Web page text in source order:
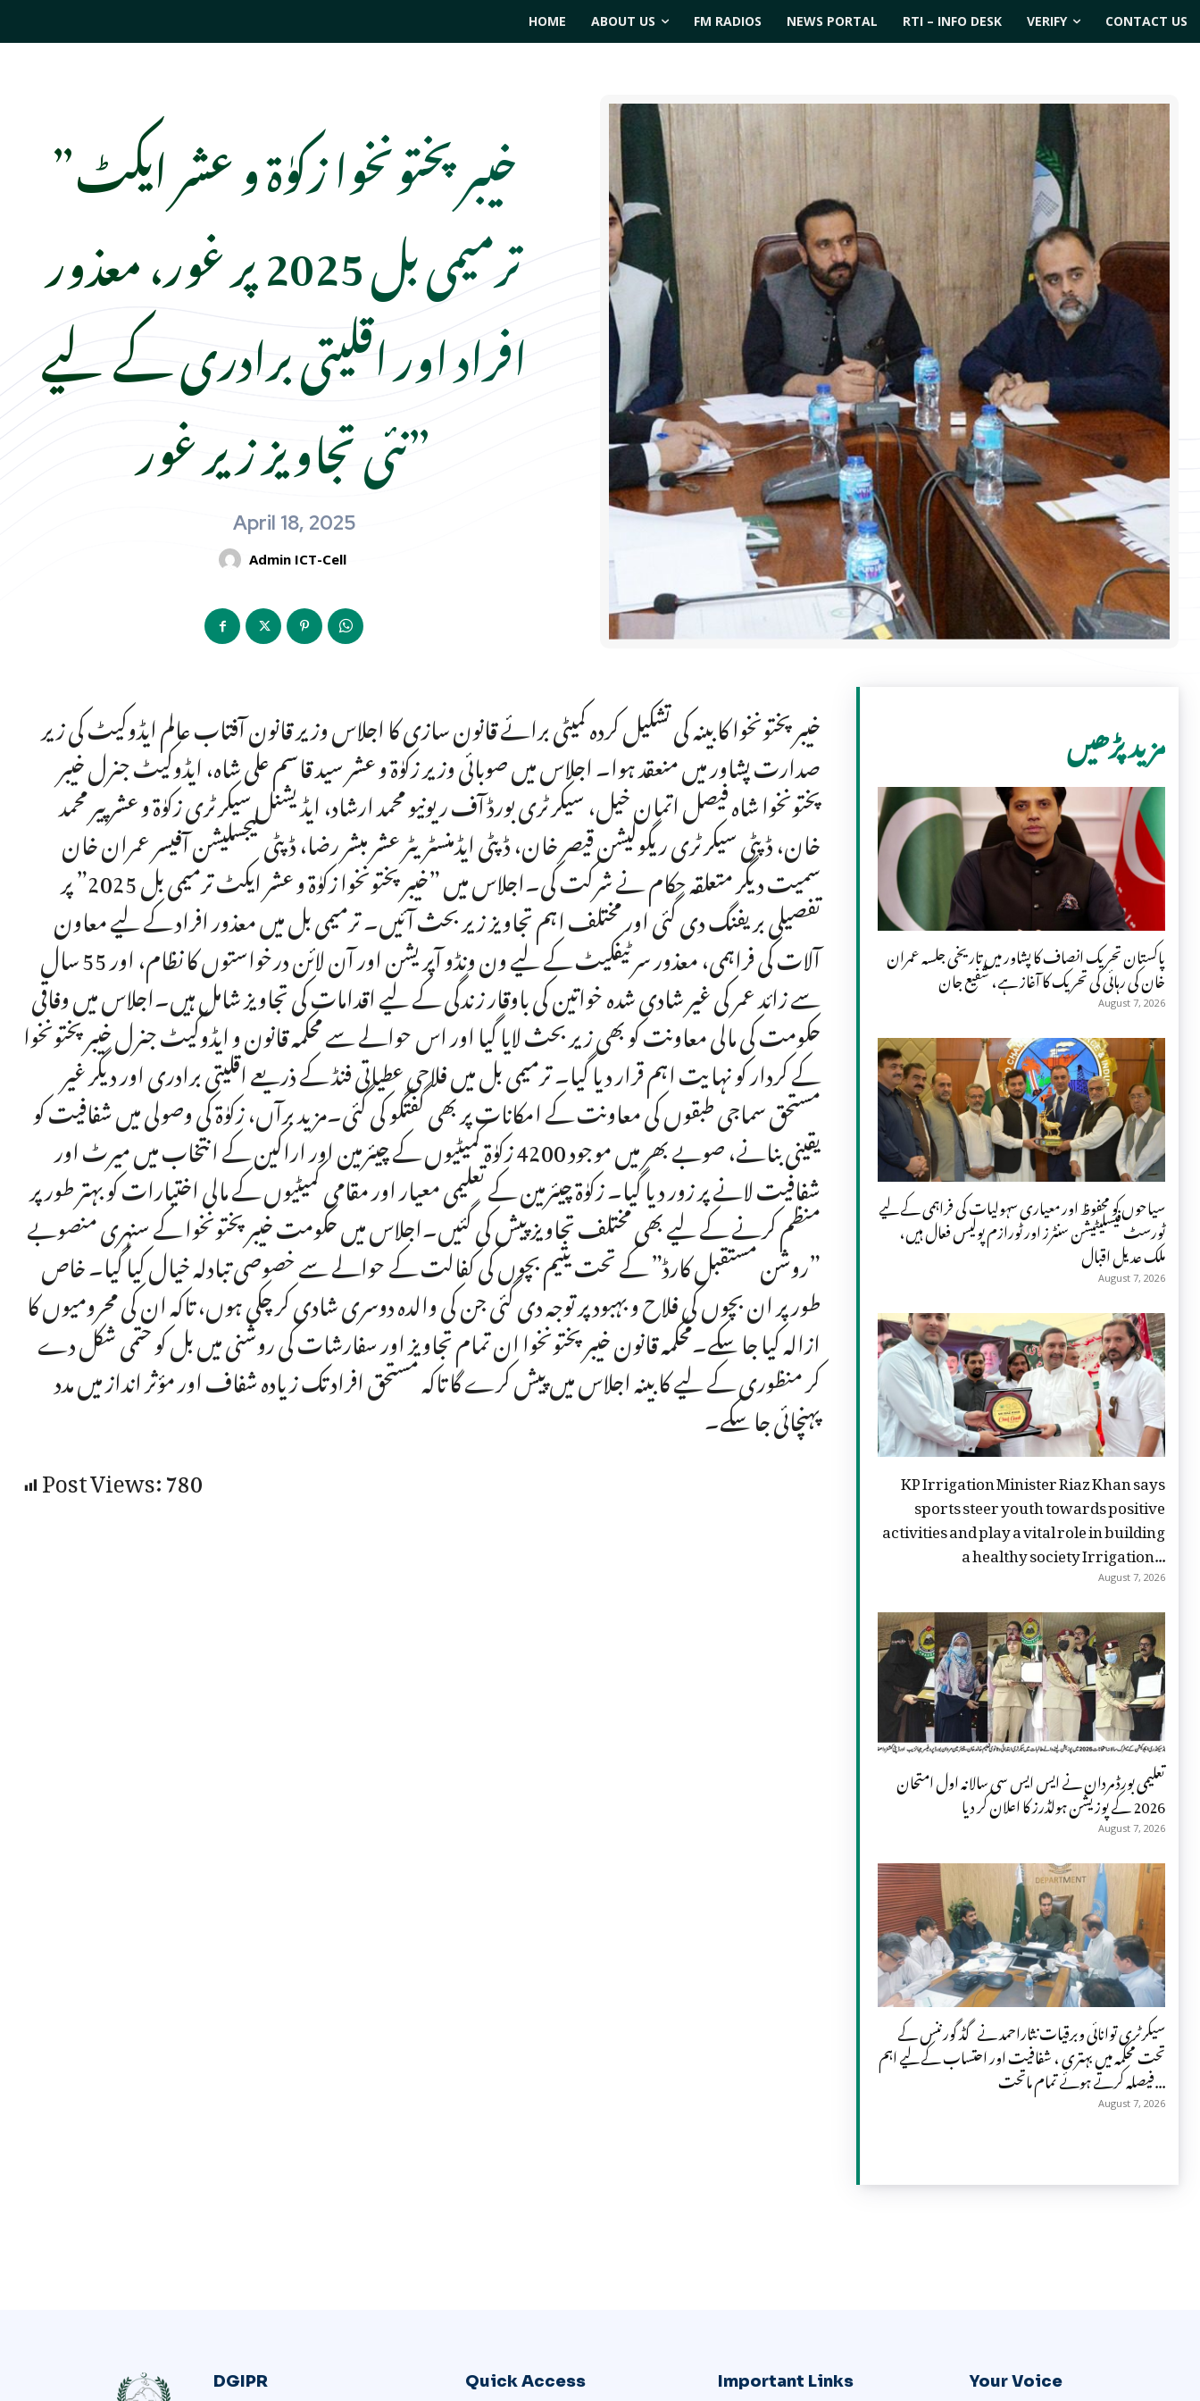
HOME ABOUT US FM RADIOS NEWS PORTAL RTI – INFO DESK VERIFY CONTACT US
”خیبر پختونخوا زکوٰۃ و عشر ایکٹ
ترمیمی بل 2025 پر غور، معذور
افراد اور اقلیتی برادری کے لیے
نئی تجاویز زیر غور”
April 18, 2025
Admin ICT-Cell
خیبر پختونخوا کابینہ کی تشکیل کردہ کمیٹی برائے قانون سازی کا اجلاس وزیر قانون آفتاب عالم ایڈوکیٹ کی زیر
صدارت پشاور میں منعقد ہوا۔ اجلاس میں صوبائی وزیر زکوٰۃ و عشر سید قاسم علی شاہ، ایڈوکیٹ جنرل خیبر
پختونخوا شاہ فیصل اتمان خیل، سیکرٹری بورڈ آف ریونیو محمد ارشاد، ایڈیشنل سیکرٹری زکوٰۃ و عشر پیر محمد
خان، ڈپٹی سیکرٹری ریگولیشن قیصر خان، ڈپٹی ایڈمنسٹریٹر عشر مبشر رضا، ڈپٹی لیجسلیشن آفیسر عمران خان
سمیت دیگر متعلقہ حکام نے شرکت کی۔اجلاس میں ”خیبر پختونخوا زکوٰۃ و عشر ایکٹ ترمیمی بل 2025” پر
تفصیلی بریفنگ دی گئی اور مختلف اہم تجاویز زیر بحث آئیں۔ ترمیمی بل میں معذور افراد کے لیے معاون
آلات کی فراہمی، معذور سرٹیفکیٹ کے لیے ون ونڈو آپریشن اور آن لائن درخواستوں کا نظام، اور 55 سال
سے زائد عمر کی غیر شادی شدہ خواتین کی باوقار زندگی کے لیے اقدامات کی تجاویز شامل ہیں۔اجلاس میں وفاقی
حکومت کی مالی معاونت کو بھی زیر بحث لایا گیا اور اس حوالے سے محکمہ قانون و ایڈوکیٹ جنرل خیبر پختونخوا
کے کردار کو نہایت اہم قرار دیا گیا۔ ترمیمی بل میں فلاحی عطیاتی فنڈ کے ذریعے اقلیتی برادری اور دیگر غیر
مستحق سماجی طبقوں کی معاونت کے امکانات پر بھی گفتگو کی گئی۔مزید برآں، زکوٰۃ کی وصولی میں شفافیت کو
یقینی بنانے، صوبے بھر میں موجود 4200 زکوٰۃ کمیٹیوں کے چیئرمین اور اراکین کے انتخاب میں میرٹ اور
شفافیت لانے پر زور دیا گیا۔ زکوٰۃ چیئرمین کے تعلیمی معیار اور مقامی کمیٹیوں کے مالی اختیارات کو بہتر طور پر
منظم کرنے کے لیے بھی مختلف تجاویز پیش کی گئیں۔اجلاس میں حکومت خیبر پختونخوا کے سنہری منصوبے
”روشن مستقبل کارڈ” کے تحت یتیم بچوں کی کفالت کے حوالے سے خصوصی تبادلہ خیال کیا گیا۔ خاص
طور پر ان بچوں کی فلاح و بہبود پر توجہ دی گئی جن کی والدہ دوسری شادی کر چکی ہوں، تاکہ ان کی محرومیوں کا
ازالہ کیا جا سکے۔محکمہ قانون خیبر پختونخوا ان تمام تجاویز اور سفارشات کی روشنی میں بل کو حتمی شکل دے
کر منظوری کے لیے کابینہ اجلاس میں پیش کرے گا تاکہ مستحق افراد تک زیادہ شفاف اور مؤثر انداز میں مدد
پہنچائی جا سکے۔
Post Views:780
مزید پڑھیں
پاکستان تحریک انصاف کا پشاور میں تاریخی جلسہ عمران
خان کی رہائی کی تحریک کا آغاز ہے، شفیع جان
August 7, 2026
سیاحوں کو محفوظ اور معیاری سہولیات کی فراہمی کے لیے
ٹورسٹ فیسلیٹیشن سنٹرز اور ٹورازم پولیس فعال ہیں،
ملک عدیل اقبال
August 7, 2026
KP Irrigation Minister Riaz Khan says
sports steer youth towards positive
activities and play a vital role in building
a healthy society Irrigation...
August 7, 2026
تعلیمی بورڈ مردان نے ایس ایس سی سالانہ اول امتحان
2026 کے پوزیشن ہولڈرز کا اعلان کر دیا
August 7, 2026
سیکرٹری توانائی وبرقیات نثاراحمد نے گڈ گورننس کے
تحت محکمہ میں بہتری ، شفافیت اور احتساب کے لیے اہم
فیصلہ کرتے ہوئے تمام ماتحت...
August 7, 2026
DGIPR Quick Access Important Links Your Voice